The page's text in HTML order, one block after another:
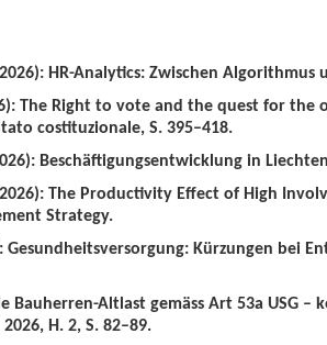
HR-Analytics: Zwischen
The Right to vote and the quest for
costituzionale, S. 395–418.
Beschäftigungsentwicklung in
The Productivity Effect of High
Strategy.
Gesundheitsversorgung: Kürzungen bei
Bauherren-Altlast gemäss Art 53a USG
H. 2, S. 82–89.